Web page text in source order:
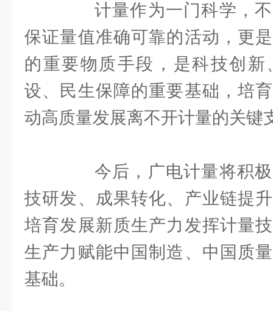
计量作为一门科学，不
保证量值准确可靠的活动，更
的重要物质手段，是科技创
设、民生保障的重要基础，培
动高质量发展离不开计量的关键
今后，广电计量将积极
技研发、成果转化、产业链提
培育发展新质生产力发挥计量
生产力赋能中国制造、中国质
基础。